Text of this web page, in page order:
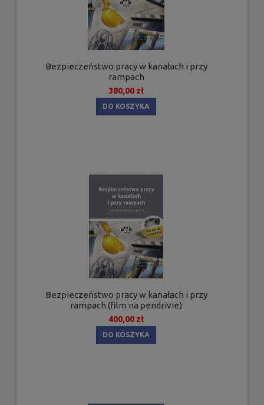
Bezpieczeństwo pracy w kanałach i przy
rampach
380,00 zł
DO KOSZYKA
Bezpieczeństwo pracy w kanałach i przy
rampach (film na pendrivie)
400,00 zł
DO KOSZYKA